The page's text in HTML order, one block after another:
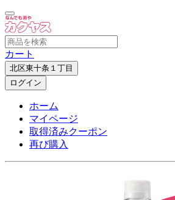
カート
北区東十条１丁目
ログイン
ホーム
マイページ
取得済みクーポン
再び購入